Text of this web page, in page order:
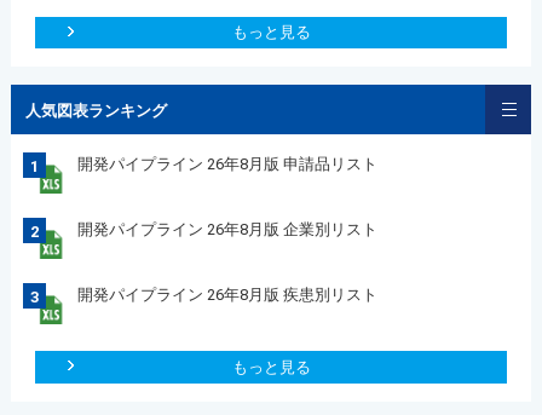
もっと見る
人気図表ランキング
1 開発パイプライン 26年8月版 申請品リスト
2 開発パイプライン 26年8月版 企業別リスト
3 開発パイプライン 26年8月版 疾患別リスト
もっと見る